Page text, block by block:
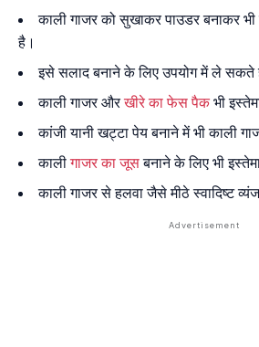
काली गाजर को सुखाकर पाउडर बनाकर
है।
इसे सलाद बनाने के लिए उपयोग में ले सकते
काली गाजर औरखीरे का फेस पैकभी
कांजी यानी खट्टा पेय बनाने में भी काली
कालीगाजर का जूसबनाने के लिए भी
काली गाजर से हलवा जैसे मीठे स्वादिष्ट